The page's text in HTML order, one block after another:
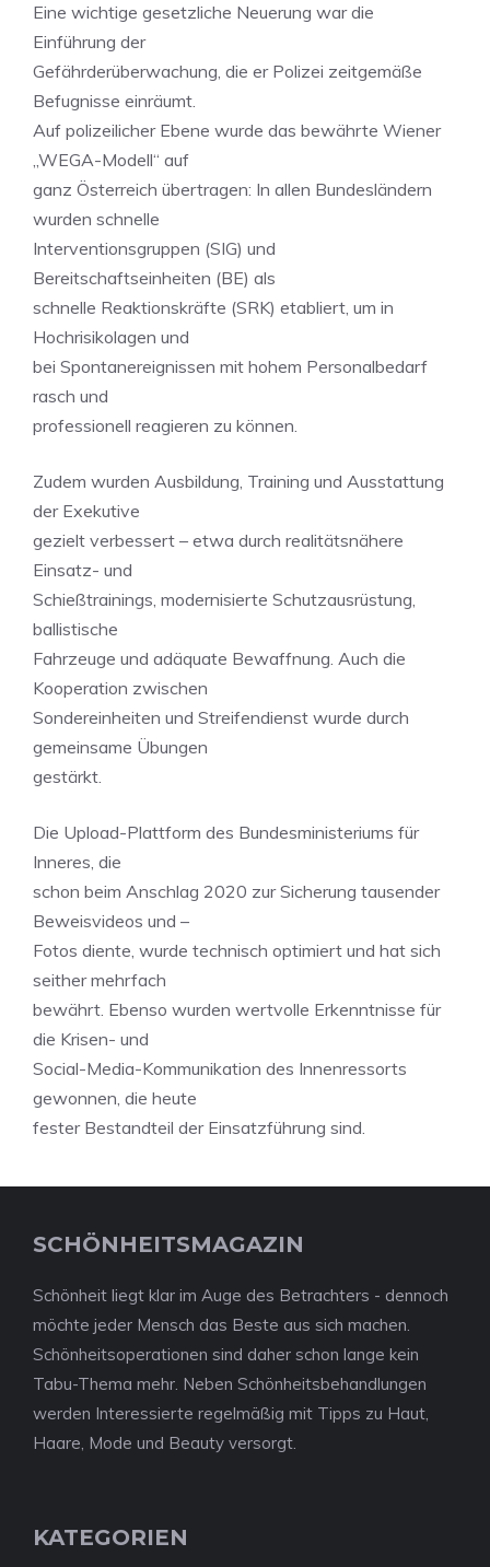
Eine wichtige gesetzliche Neuerung war die
Einführung der
Gefährderüberwachung, die er Polizei zeitgemäße
Befugnisse einräumt.
Auf polizeilicher Ebene wurde das bewährte Wiener
„WEGA-Modell“ auf
ganz Österreich übertragen: In allen Bundesländern
wurden schnelle
Interventionsgruppen (SIG) und
Bereitschaftseinheiten (BE) als
schnelle Reaktionskräfte (SRK) etabliert, um in
Hochrisikolagen und
bei Spontanereignissen mit hohem Personalbedarf
rasch und
professionell reagieren zu können.
Zudem wurden Ausbildung, Training und Ausstattung
der Exekutive
gezielt verbessert – etwa durch realitätsnähere
Einsatz- und
Schießtrainings, modernisierte Schutzausrüstung,
ballistische
Fahrzeuge und adäquate Bewaffnung. Auch die
Kooperation zwischen
Sondereinheiten und Streifendienst wurde durch
gemeinsame Übungen
gestärkt.
Die Upload-Plattform des Bundesministeriums für
Inneres, die
schon beim Anschlag 2020 zur Sicherung tausender
Beweisvideos und –
Fotos diente, wurde technisch optimiert und hat sich
seither mehrfach
bewährt. Ebenso wurden wertvolle Erkenntnisse für
die Krisen- und
Social-Media-Kommunikation des Innenressorts
gewonnen, die heute
fester Bestandteil der Einsatzführung sind.
SCHÖNHEITSMAGAZIN
Schönheit liegt klar im Auge des Betrachters - dennoch
möchte jeder Mensch das Beste aus sich machen.
Schönheitsoperationen sind daher schon lange kein
Tabu-Thema mehr. Neben Schönheitsbehandlungen
werden Interessierte regelmäßig mit Tipps zu Haut,
Haare, Mode und Beauty versorgt.
KATEGORIEN